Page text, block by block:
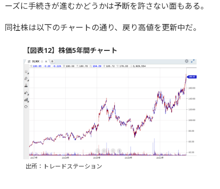
ーズに手続きが進むかどうかは予断を許さない面もある。
同社株は以下のチャートの通り、戻り高値を更新中だ。
【図表12】株価5年間チャート
出所：トレードステーション